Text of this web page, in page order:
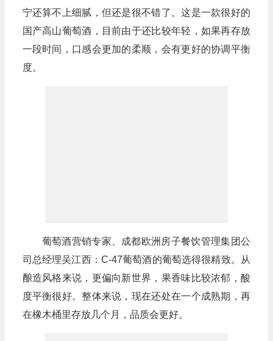
宁还算不上细腻，但还是很不错了。这是一款很好的
国产高山葡萄酒，目前由于还比较年轻，如果再存放
一段时间，口感会更加的柔顺，会有更好的协调平衡
度。
葡萄酒营销专家、成都欧洲房子餐饮管理集团公
司总经理吴江西：C-47葡萄酒的葡萄选得很精致。从
酿造风格来说，更偏向新世界，果香味比较浓郁，酸
度平衡很好。整体来说，现在还处在一个成熟期，再
在橡木桶里存放几个月，品质会更好。